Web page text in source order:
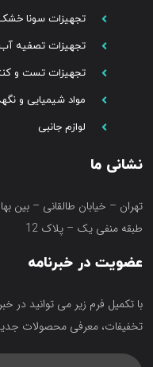
تجهیزات سونا خشک
تجهیزات تصفیه
تجهیزات تست و
مواد شیمیایی و
لوازم جانبی
نشانی ما
تهران – خیابان طالقانی – بین
طبقه منفی یک – پلاک 12
عضویت در خبرنامه
با تکمیل فرم زیر می توانید در
تخفیفات، معرفی محصولات